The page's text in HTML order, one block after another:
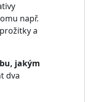
např.
a
jakým
dva